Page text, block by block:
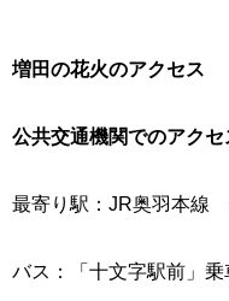
増田の花火のアクセス
公共交通機関でのアクセ
最寄り駅：JR奥羽本線
バス：「十文字駅前」